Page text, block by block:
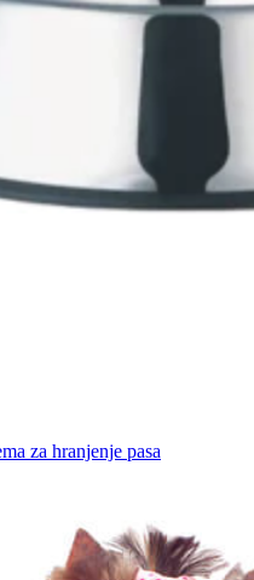
za hranjenje pasa